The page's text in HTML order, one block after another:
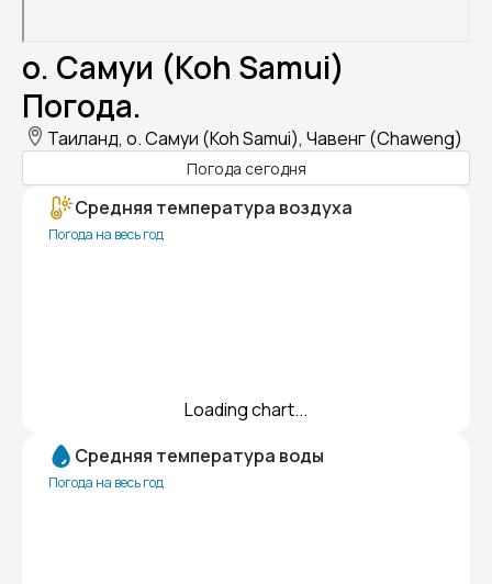
о. Самуи (Koh Samui)
Погода.
Таиланд, о. Самуи (Koh Samui), Чавенг (Chaweng)
Погода сегодня
Средняя температура воздуха
Погода на весь год
Loading chart...
Средняя температура воды
Погода на весь год